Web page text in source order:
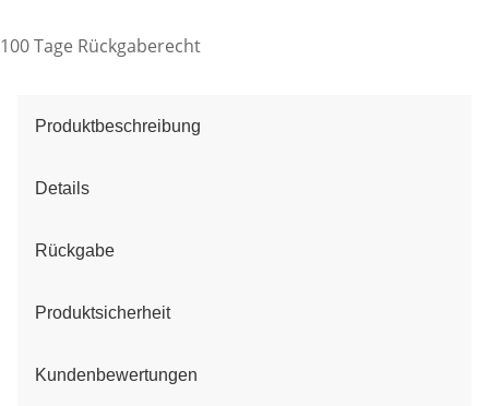
100 Tage Rückgaberecht
Produktbeschreibung
Details
Rückgabe
Produktsicherheit
Kundenbewertungen